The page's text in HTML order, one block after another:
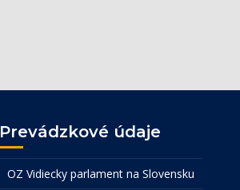
Prevádzkové údaje
OZ Vidiecky parlament na Slovensku